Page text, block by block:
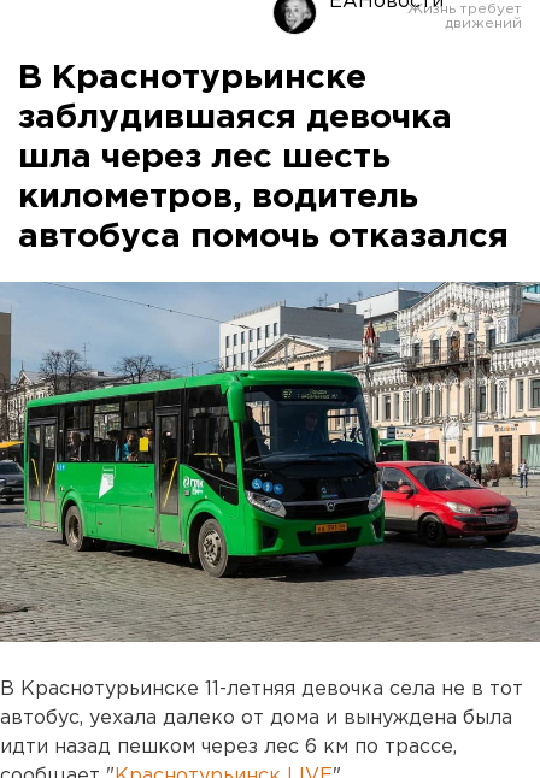
В Краснотурьинске
заблудившаяся девочка
шла через лес шесть
километров, водитель
автобуса помочь отказался
В Краснотурьинске 11-летняя девочка села не в тот
автобус, уехала далеко от дома и вынуждена была
идти назад пешком через лес 6 км по трассе,